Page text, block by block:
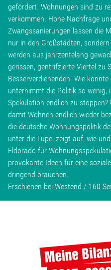
gefördert. Wohnungen sind zu
verkommen. Hohe Nachfrage
Zwangssanierungen lassen die
nur in den Großstädten,
werden aus jahrzentelang
gerissen, gentrifzierte Viertel zu
Besserverdienenden. Wie
unternimmt die Politik so wenig,
Spekulation endlich zu
damit Wohnen endlich wieder
die deutsche Wohnungspolitik
unter die Lupe, zeigt auf, wie
Eldorado für
provokante Ideen für eine
dringend brauchen.
Erschienen bei Westend / 160